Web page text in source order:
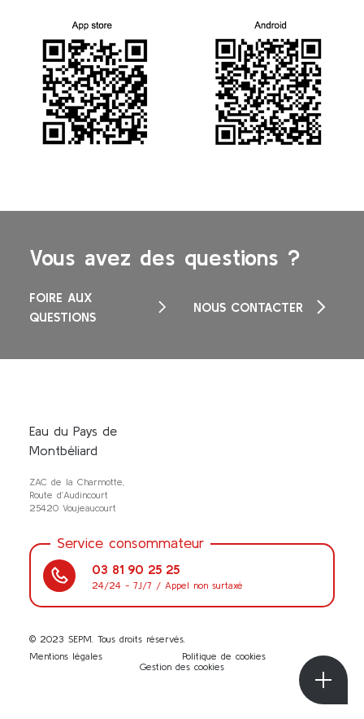
Vous avez des questions ?
FOIRE AUX
QUESTIONS
NOUS CONTACTER
Eau du Pays de
Montbéliard
ZAC de la Charmotte,
Route d’Audincourt
25420 Voujeaucourt
Service consommateur
03 81 90 25 25
24/24 - 7J/7 / Appel non surtaxé
© 2023 SEPM. Tous droits réservés.
Mentions légales
Politique de cookies
Gestion des cookies